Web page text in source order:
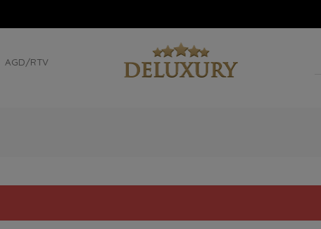
AGD/RTV